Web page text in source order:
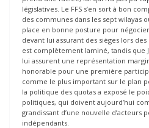
législatives. Le FFS s’en sort à bon
des communes dans les sept wilayas
place en bonne posture pour
devant lui assurant des sièges lors
est complètement laminé, tandis que
lui assurent une représentation
honorable pour une première
comme le plus important sur le plan
la politique des quotas a exposé le
politiques, qui doivent aujourd’hui
grandissant d’une nouvelle d’acteurs
indépendants.